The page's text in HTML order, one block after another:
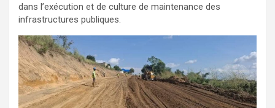
dans l’exécution et de culture de maintenance des
infrastructures publiques.